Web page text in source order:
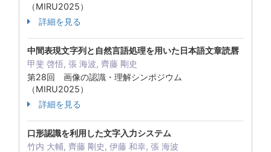
（MIRU2025）
詳細を見る
中間表現文字列と自然言語処理を用いた日本語文章読唇
甲斐 啓悟, 張 海波, 齊藤 剛史
第28回 画像の認識・理解シンポジウム
（MIRU2025）
詳細を見る
口形認識を利用した文字入力システム
竹内 大輔, 齊藤 剛史, 伊藤 和幸, 張 海波